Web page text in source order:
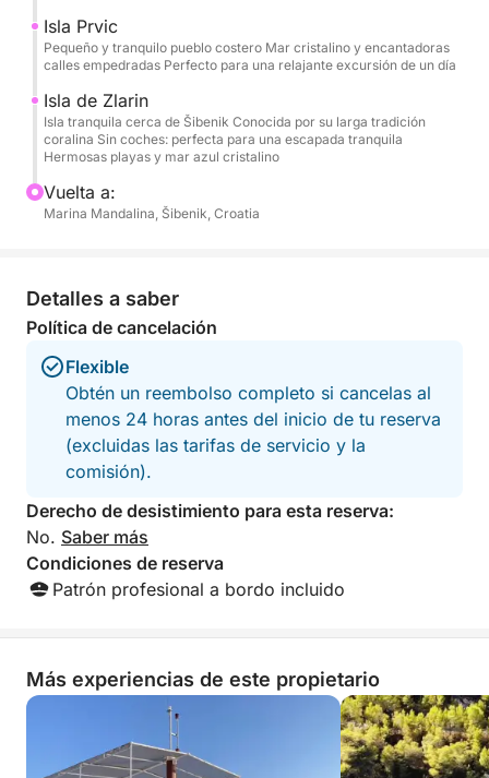
Prvić y Zlarin, conocidas por su auténtico ambiente
dálmata, sus tranquilos paseos marítimos y sus
fondeará en hermosas bahías recónditas, lo que le
dará tiempo de sobra para nadar, flotar y relajarse
rodeado de naturaleza virgen. El equipo de snorkel
(máscara y tubo) está incluido, lo que le permite
explorar el mundo submarino en un mar tranquilo y
Este tour privado se centra en la flexibilidad: puede
pasar más tiempo nadando, explorando un pueblo
mientras disfruta del sol del Adriático. Sin multitudes
ni horarios fijos, el día se desarrolla a su gusto.
Ideal para quienes buscan privacidad, comodidad y
una auténtica experiencia de isla en isla, esta
experiencia en lancha rápida ofrece una forma
verdaderamente personal de descubrir la belleza de
la costa de Šibenik.
Isla Prvic
Pequeño y tranquilo pueblo costero Mar cristalino y encantadoras
calles empedradas Perfecto para una relajante excursión de un día
Isla de Zlarin
Isla tranquila cerca de Šibenik Conocida por su larga tradición
coralina Sin coches: perfecta para una escapada tranquila
Hermosas playas y mar azul cristalino
Vuelta a:
Marina Mandalina, Šibenik, Croatia
Detalles a saber
Política de cancelación
Flexible
Obtén un reembolso completo si cancelas al
menos 24 horas antes del inicio de tu reserva
(excluidas las tarifas de servicio y la
comisión).
Derecho de desistimiento para esta reserva:
No. Saber más
Condiciones de reserva
Patrón profesional a bordo incluido
Más experiencias de este propietario